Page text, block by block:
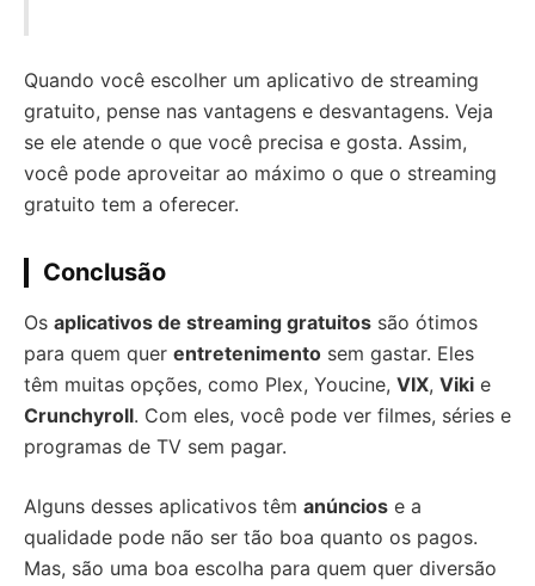
Quando você escolher um aplicativo de streaming
gratuito, pense nas vantagens e desvantagens. Veja
se ele atende o que você precisa e gosta. Assim,
você pode aproveitar ao máximo o que o streaming
gratuito tem a oferecer.
Conclusão
Os aplicativos de streaming gratuitos são ótimos
para quem quer entretenimento sem gastar. Eles
têm muitas opções, como Plex, Youcine, VIX, Viki e
Crunchyroll. Com eles, você pode ver filmes, séries e
programas de TV sem pagar.
Alguns desses aplicativos têm anúncios e a
qualidade pode não ser tão boa quanto os pagos.
Mas, são uma boa escolha para quem quer diversão